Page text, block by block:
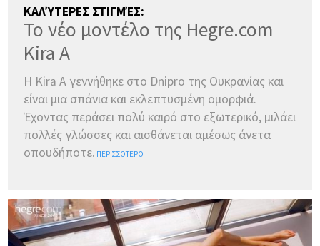
ΚΑΛΎΤΕΡΕΣ ΣΤΙΓΜΈΣ:
Το νέο μοντέλο της Hegre.com
Kira A
Η Kira A γεννήθηκε στο Dnipro της Ουκρανίας και
είναι μια σπάνια και εκλεπτυσμένη ομορφιά.
Έχοντας περάσει πολύ καιρό στο εξωτερικό, μιλάει
πολλές γλώσσες και αισθάνεται αμέσως άνετα
οπουδήποτε. ΠΕΡΙΣΣΌΤΕΡΟ